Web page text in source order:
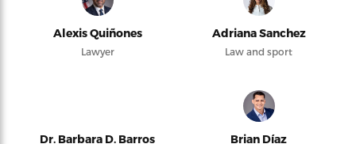
Alexis Quiñones
Lawyer
Adriana Sanchez
Law and sport
Dr. Barbara D. Barros Brian Díaz